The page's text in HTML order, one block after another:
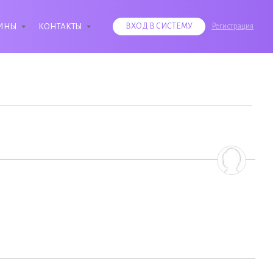
КОНТАКТЫ ВХОД В СИСТЕМУ Регистрация